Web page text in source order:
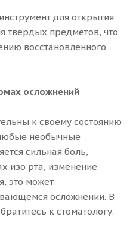
для открытия
твердых предметов, что
восстановленного
осложнений
к своему состоянию
необычные
сильная боль,
изо рта, изменение
это может
осложнении. В
к стоматологу.